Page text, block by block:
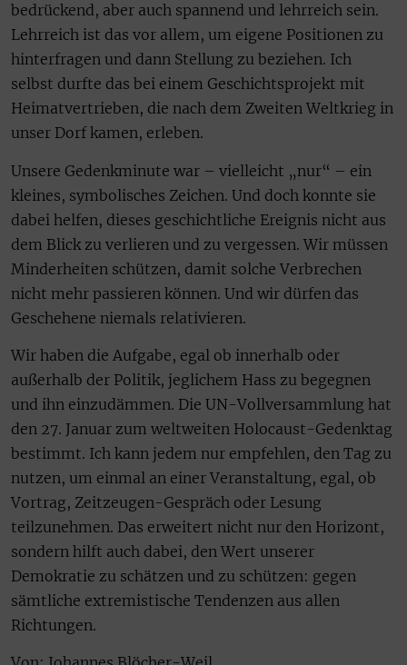
bedrückend, aber auch spannend und lehrreich sein.
Lehrreich ist das vor allem, um eigene Positionen zu
hinterfragen und dann Stellung zu beziehen. Ich
selbst durfte das bei einem Geschichtsprojekt mit
Heimatvertrieben, die nach dem Zweiten Weltkrieg in
unser Dorf kamen, erleben.
Unsere Gedenkminute war – vielleicht „nur“ – ein
kleines, symbolisches Zeichen. Und doch konnte sie
dabei helfen, dieses geschichtliche Ereignis nicht aus
dem Blick zu verlieren und zu vergessen. Wir müssen
Minderheiten schützen, damit solche Verbrechen
nicht mehr passieren können. Und wir dürfen das
Geschehene niemals relativieren.
Wir haben die Aufgabe, egal ob innerhalb oder
außerhalb der Politik, jeglichem Hass zu begegnen
und ihn einzudämmen. Die UN-Vollversammlung hat
den 27. Januar zum weltweiten Holocaust-Gedenktag
bestimmt. Ich kann jedem nur empfehlen, den Tag zu
nutzen, um einmal an einer Veranstaltung, egal, ob
Vortrag, Zeitzeugen-Gespräch oder Lesung
teilzunehmen. Das erweitert nicht nur den Horizont,
sondern hilft auch dabei, den Wert unserer
Demokratie zu schätzen und zu schützen: gegen
sämtliche extremistische Tendenzen aus allen
Richtungen.